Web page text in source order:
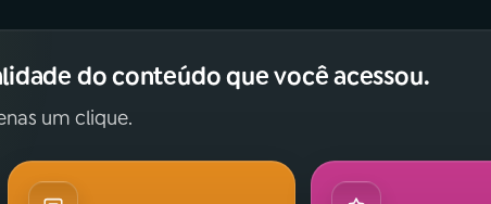
do conteúdo que você acessou.
um clique.